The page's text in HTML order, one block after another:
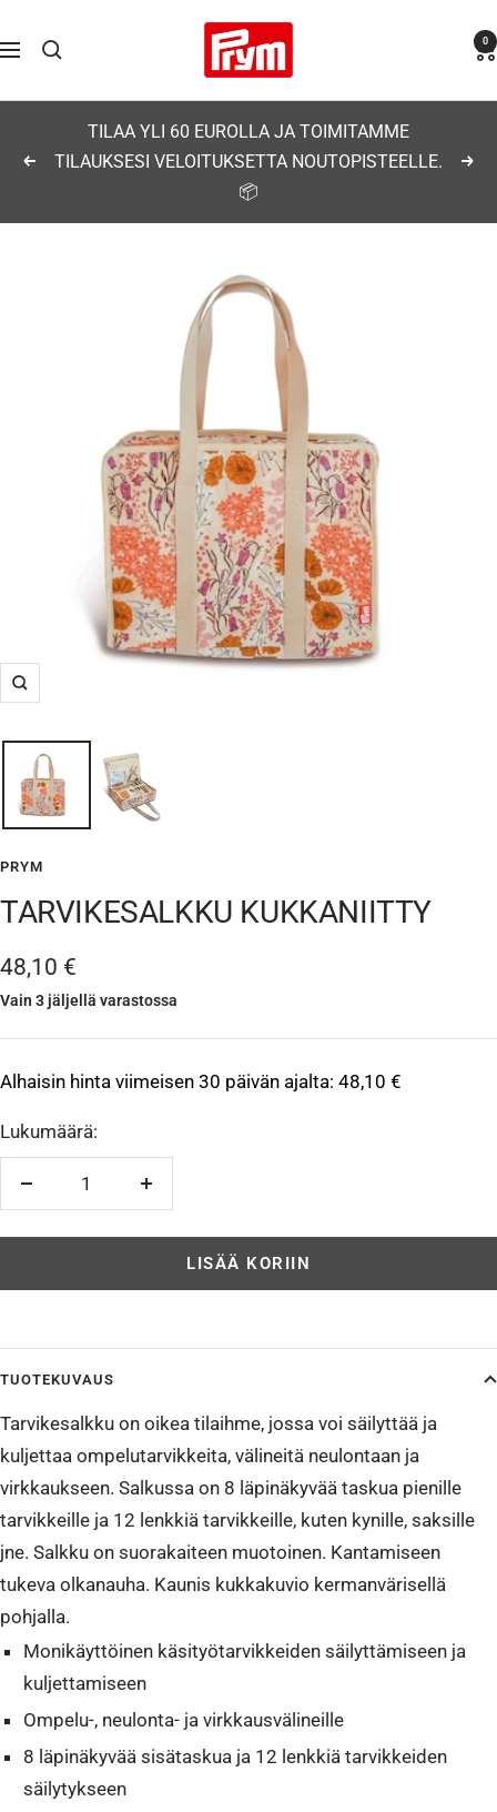
sisältöön
Navigaatio
Prym 0
Edellinen
TILAA YLI 60 EUROLLA JA TOIMITAMME
TILAUKSESI VELOITUKSETTA NOUTOPISTEELLE.
📦
Suurenna
PRYM
TARVIKESALKKU KUKKANIITTY
Alennushinta
48,10 €
Vain 3 jäljellä varastossa
Alhaisin hinta viimeisen 30 päivän ajalta: 48,10 €
Lukumäärä:
Vähennä
LISÄÄ KORIIN
TUOTEKUVAUS
Tarvikesalkku on oikea tilaihme, jossa voi säilyttää ja
kuljettaa ompelutarvikkeita, välineitä neulontaan ja
virkkaukseen. Salkussa on 8 läpinäkyvää taskua pienille
tarvikkeille ja 12 lenkkiä tarvikkeille, kuten kynille, saksille
jne. Salkku on suorakaiteen muotoinen. Kantamiseen
tukeva olkanauha. Kaunis kukkakuvio kermanvärisellä
pohjalla.
Monikäyttöinen käsityötarvikkeiden säilyttämiseen ja
kuljettamiseen
Ompelu-, neulonta- ja virkkausvälineille
8 läpinäkyvää sisätaskua ja 12 lenkkiä tarvikkeiden
säilytykseen